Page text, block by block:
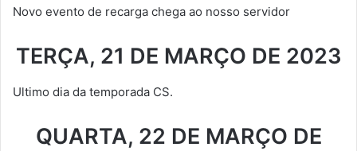
Novo evento de recarga chega ao nosso servidor
TERÇA, 21 DE MARÇO DE 2023
Ultimo dia da temporada CS.
QUARTA, 22 DE MARÇO DE